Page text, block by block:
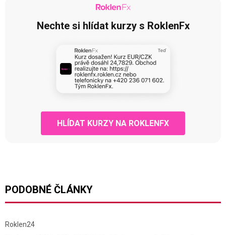
Nechte si hlídat kurzy s RoklenFx
HLÍDAT KURZY NA ROKLENFX
PODOBNÉ ČLÁNKY
Roklen24